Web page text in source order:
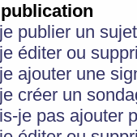
publier un
éditer ou
ajouter une
créer un
je pas ajouter